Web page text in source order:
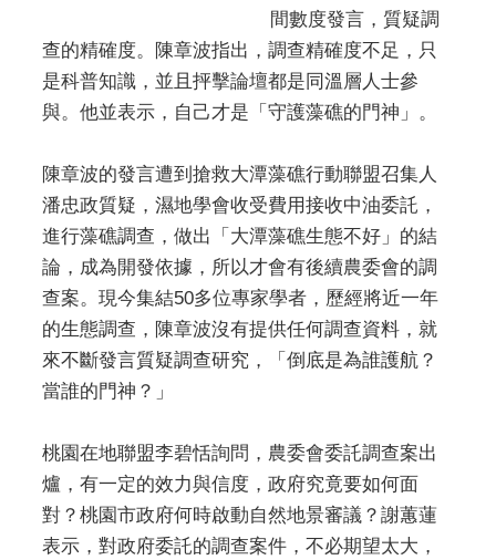
間數度發言，質疑調
查的精確度。陳章波指出，調查精確度不足，只
是科普知識，並且抨擊論壇都是同溫層人士參
與。他並表示，自己才是「守護藻礁的門神」。
陳章波的發言遭到搶救大潭藻礁行動聯盟召集人
潘忠政質疑，濕地學會收受費用接收中油委託，
進行藻礁調查，做出「大潭藻礁生態不好」的結
論，成為開發依據，所以才會有後續農委會的調
查案。現今集結50多位專家學者，歷經將近一年
的生態調查，陳章波沒有提供任何調查資料，就
來不斷發言質疑調查研究，「倒底是為誰護航？
當誰的門神？」
桃園在地聯盟李碧恬詢問，農委會委託調查案出
爐，有一定的效力與信度，政府究竟要如何面
對？桃園市政府何時啟動自然地景審議？謝蕙蓮
表示，對政府委託的調查案件，不必期望太大，